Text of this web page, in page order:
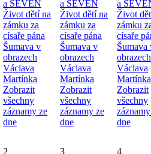
a SEVEN
Život dětí na
zámku za
císaře pána
Šumava v
obrazech
Václava
Martínka
Zobrazit
všechny
záznamy ze
dne
a SEVEN
Život dětí na
zámku za
císaře pána
Šumava v
obrazech
Václava
Martínka
Zobrazit
všechny
záznamy ze
dne
a
Život
zámku
císaře
Šumava
obrazech
Václava
Martínka
Zobrazit
všechny
dne
2 3 4